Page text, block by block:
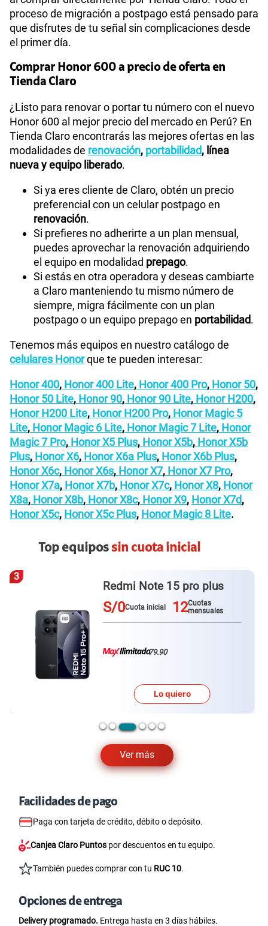
proceso de migración a postpago está pensado para
que disfrutes de tu señal sin complicaciones desde
el primer día.
Comprar Honor 600 a precio de oferta en
Tienda Claro
¿Listo para renovar o portar tu número con el nuevo
Honor 600 al mejor precio del mercado en Perú? En
Tienda Claro encontrarás las mejores ofertas en las
modalidades de renovación, portabilidad, línea
nueva y equipo liberado.
Si ya eres cliente de Claro, obtén un precio
preferencial con un celular postpago en
renovación.
Si prefieres no adherirte a un plan mensual,
puedes aprovechar la renovación adquiriendo
el equipo en modalidad prepago.
Si estás en otra operadora y deseas cambiarte
a Claro manteniendo tu mismo número de
siempre, migra fácilmente con un plan
postpago o un equipo prepago en portabilidad.
Tenemos más equipos en nuestro catálogo de
celulares Honorque te pueden interesar:
Honor 400, Honor 400 Lite, Honor 400 Pro, Honor 50,
Honor 50 Lite, Honor 90, Honor 90 Lite, Honor H200,
Honor H200 Lite, Honor H200 Pro, Honor Magic 5
Lite, Honor Magic 6 Lite, Honor Magic 7 Lite, Honor
Magic 7 Pro, Honor X5 Plus, Honor X5b, Honor X5b
Plus, Honor X6, Honor X6a Plus, Honor X6b Plus,
Honor X6c, Honor X6s, Honor X7, Honor X7 Pro,
Honor X7a, Honor X7b, Honor X7c, Honor X8, Honor
X8a, Honor X8b, Honor X8c, Honor X9, Honor X7d,
Honor X5c, Honor X5c Plus, Honor Magic 8 Lite.
Top equipossin cuota inicial
Ver más
3
Redmi Note 15 pro plus
S/0Cuota inicial 12Cuotas
mensuales
79.90
Lo quiero
Facilidades de pago
Paga con tarjeta de crédito, débito o depósito.
Canjea Claro Puntos por descuentos en tu equipo.
También puedes comprar con tu RUC 10.
Opciones de entrega
Delivery programado. Entrega hasta en 3 días hábiles.